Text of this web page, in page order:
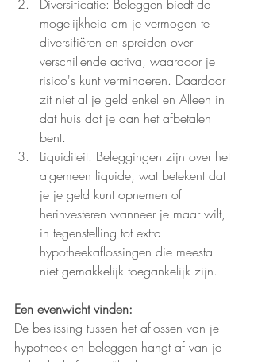
Diversificatie: Beleggen biedt de
mogelijkheid om je vermogen te
diversifiëren en spreiden over
verschillende activa, waardoor je
risico's kunt verminderen. Daardoor
zit niet al je geld enkel en Alleen in
dat huis dat je aan het afbetalen
bent.
Liquiditeit: Beleggingen zijn over het
algemeen liquide, wat betekent dat
je je geld kunt opnemen of
herinvesteren wanneer je maar wilt,
in tegenstelling tot extra
hypotheekaflossingen die meestal
niet gemakkelijk toegankelijk zijn.
Een evenwicht vinden:
De beslissing tussen het aflossen van je
hypotheek en beleggen hangt af van je